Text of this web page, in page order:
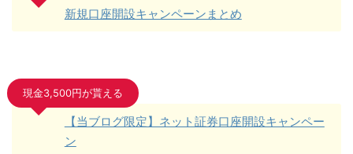
新規口座開設キャンペーンまとめ
現金3,500円が貰える
【当ブログ限定】ネット証券口座開設キャンペー
ン